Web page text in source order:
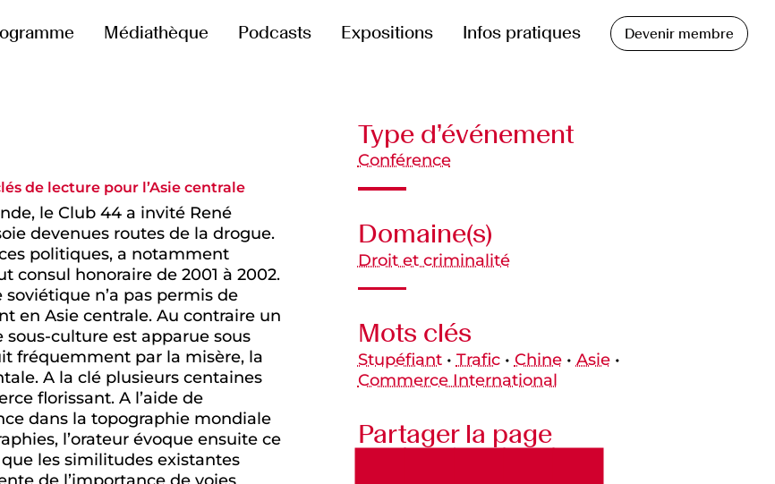
Médiathèque Podcasts Expositions Infos pratiques Devenir membre
de lecture pour l’Asie centrale
le Club 44 a invité René
devenues routes de la drogue.
politiques, a notamment
consul honoraire de 2001 à 2002.
n’a pas permis de
en Asie centrale. Au contraire un
sous-culture est apparue sous
fréquemment par la misère, la
A la clé plusieurs centaines
florissant. A l’aide de
dans la topographie mondiale
l’orateur évoque ensuite ce
les similitudes existantes
Type d’événement
Conférence
Domaine(s)
Droit et criminalité
Mots clés
Stupéfiant• Trafic• Chine• Asie•
Commerce International
Partager la page